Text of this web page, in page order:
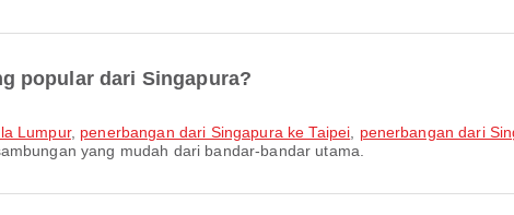
popular dari Singapura?
Lumpur, penerbangan dari Singapura ke Taipei penerbangan dari
yang mudah dari bandar-bandar utama.